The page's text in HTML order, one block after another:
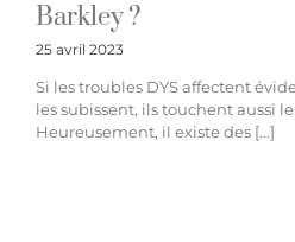
Barkley ?
25 avril 2023
Si les troubles DYS affectent
les subissent, ils touchent aussi
Heureusement, il existe des [...]